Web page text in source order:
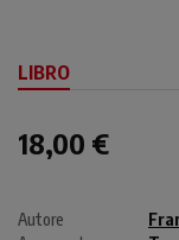
LIBRO
18,00 €
Autore